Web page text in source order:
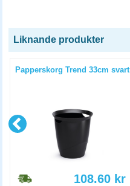
Liknande produkter
Papperskorg Trend 33cm svart
108.60 kr